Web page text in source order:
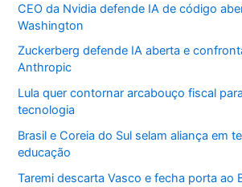
CEO da Nvidia defende IA de código
Washington
Zuckerberg defende IA aberta e
Anthropic
Lula quer contornar arcabouço fiscal
tecnologia
Brasil e Coreia do Sul selam aliança em
educação
Taremi descarta Vasco e fecha porta ao